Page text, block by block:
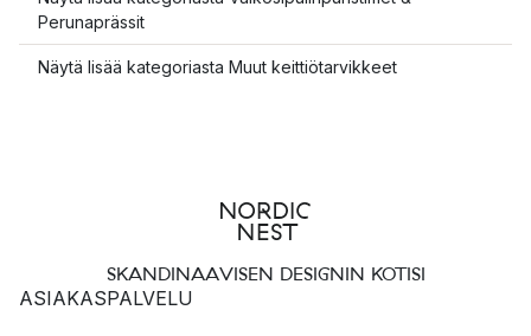
Perunaprässit
Näytä lisää kategoriasta Muut keittiötarvikkeet
SKANDINAAVISEN DESIGNIN KOTISI
ASIAKASPALVELU